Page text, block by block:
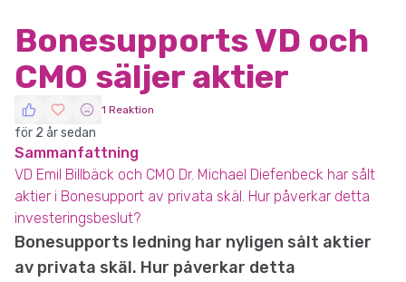
Bonesupports VD och
CMO säljer aktier
1 Reaktion
för 2 år sedan
Sammanfattning
VD Emil Billbäck och CMO Dr. Michael Diefenbeck har sålt
aktier i Bonesupport av privata skäl. Hur påverkar detta
investeringsbeslut?
Bonesupports ledning har nyligen sålt aktier
av privata skäl. Hur påverkar detta